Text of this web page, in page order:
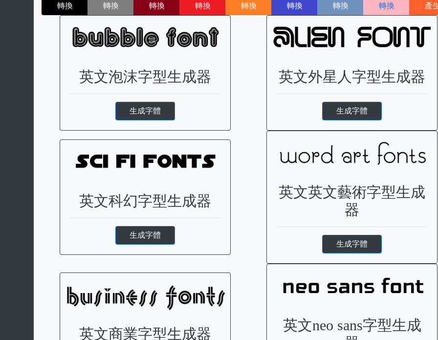
轉換
轉換
轉換
轉換
轉換
轉換
轉換
轉換
產
英文泡沫字型生成器
生成字體
英文外星人字型生成器
生成字體
英文科幻字型生成器
生成字體
英文英文藝術字型生成
器
生成字體
英文商業字型生成器
英文neo sans字型生成